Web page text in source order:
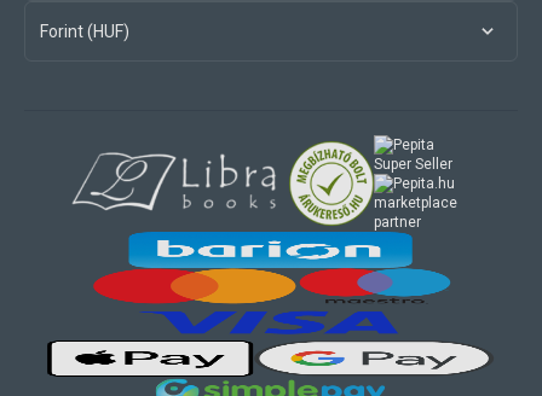
Forint (HUF)
marketplace
partner